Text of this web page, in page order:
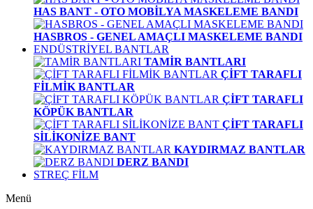
HAS BANT - OTO MOBİLYA MASKELEME BANDI
HASBROS - GENEL AMAÇLI MASKELEME BANDI
ENDÜSTRİYEL BANTLAR
TAMİR BANTLARI
ÇİFT TARAFLI
FİLMİK BANTLAR
ÇİFT TARAFLI
KÖPÜK BANTLAR
ÇİFT TARAFLI
SİLİKONİZE BANT
KAYDIRMAZ BANTLAR
DERZ BANDI
STREÇ FİLM
Menü